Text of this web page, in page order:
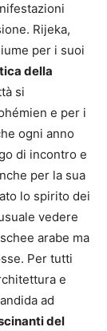
Rijeka,
per i suoi
della
si
e per i
ogni anno
di incontro e
per la sua
lo spirito dei
vedere
arabe ma
Per tutti
e
ad
del